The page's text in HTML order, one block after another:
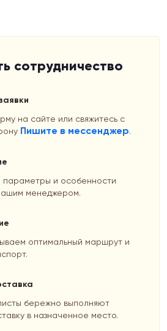
сотрудничество
на сайте или свяжитесь с
Пишите в мессенджер.
параметры и особенности
менеджером.
оптимальный маршрут и
бережно выполняют
в назначенное место.